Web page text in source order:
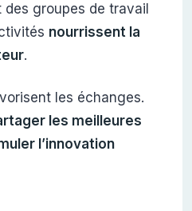
groupes de travail
nourrissent la
.
les échanges.
les meilleures
l’innovation